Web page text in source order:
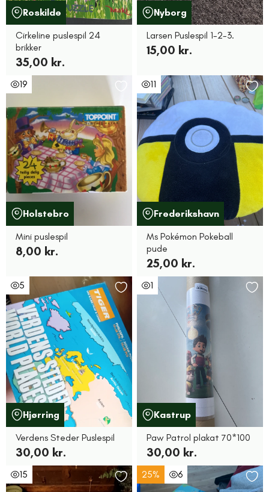
Roskilde
Cirkeline puslespil 24
brikker
35,00 kr.
Nyborg
Larsen Puslespil 1-2-3.
15,00 kr.
19
Holstebro
Mini puslespil
8,00 kr.
11
Frederikshavn
Ms Pokémon Pokeball
pude
25,00 kr.
5
Hjørring
Verdens Steder Puslespil
30,00 kr.
1
Kastrup
Paw Patrol plakat 70*100
30,00 kr.
15 25% 6